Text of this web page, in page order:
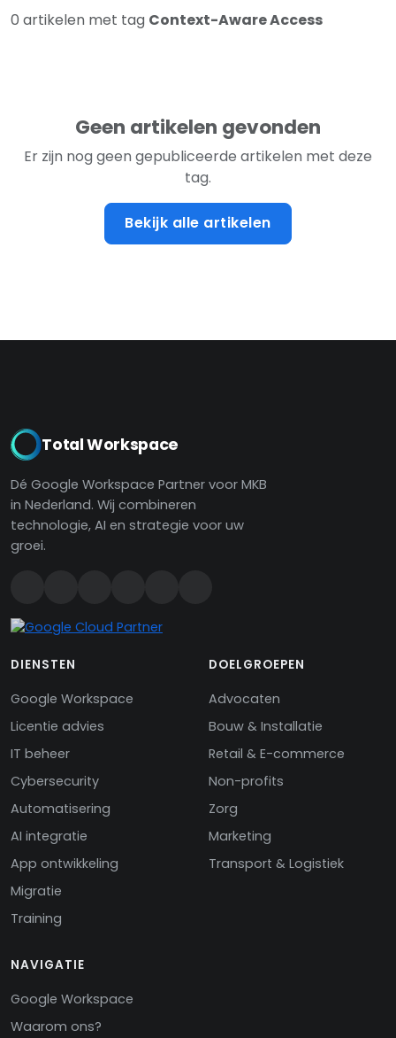
0 artikelen met tag Context-Aware Access
Geen artikelen gevonden
Er zijn nog geen gepubliceerde artikelen met deze
tag.
Bekijk alle artikelen
Total Workspace
Dé Google Workspace Partner voor MKB
in Nederland. Wij combineren
technologie, AI en strategie voor uw
groei.
DIENSTEN
Google Workspace
Licentie advies
IT beheer
Cybersecurity
Automatisering
AI integratie
App ontwikkeling
Migratie
Training
DOELGROEPEN
Advocaten
Bouw & Installatie
Retail & E-commerce
Non-profits
Zorg
Marketing
Transport & Logistiek
NAVIGATIE
Google Workspace
Waarom ons?